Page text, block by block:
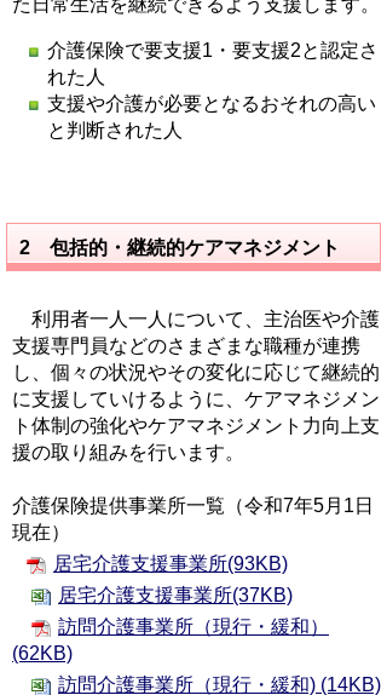
た日常生活を継続できるよう支援します。
介護保険で要支援1・要支援2と認定さ
れた人
支援や介護が必要となるおそれの高い
と判断された人
2 包括的・継続的ケアマネジメント
利用者一人一人について、主治医や介護
支援専門員などのさまざまな職種が連携
し、個々の状況やその変化に応じて継続的
に支援していけるように、ケアマネジメン
ト体制の強化やケアマネジメント力向上支
援の取り組みを行います。
介護保険提供事業所一覧（令和7年5月1日
現在）
居宅介護支援事業所(93KB)
居宅介護支援事業所(37KB)
訪問介護事業所（現行・緩和）
(62KB)
訪問介護事業所（現行・緩和) (14KB)